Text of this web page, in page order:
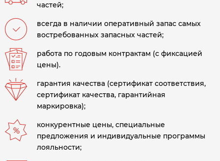
частей;
всегда в наличии оперативный запас самых
востребованных запасных частей;
работа по годовым контрактам (с фиксацией
цены).
гарантия качества (сертификат соответствия,
сертификат качества, гарантийная
маркировка);
конкурентные цены, специальные
предложения и индивидуальные программы
лояльности;